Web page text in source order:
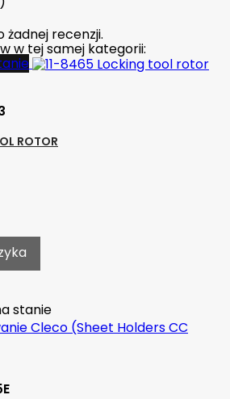
żadnej recenzji.
w tej samej kategorii:
ROTOR
stanie